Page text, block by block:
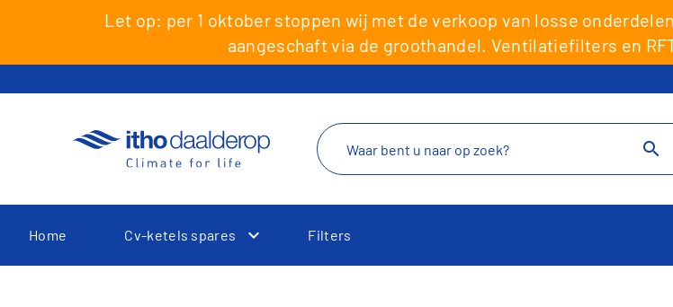
Let op: per 1 oktober stoppen wij met de verkoop van losse
aangeschaft via de groothandel. Ventilatiefilters en
search
Home
Cv-ketels spares
Filters